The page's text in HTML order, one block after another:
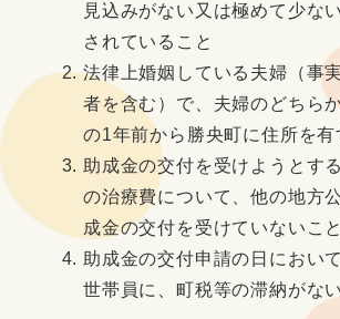
見込みがない又は極めて少な
されていること
法律上婚姻している夫婦（事
者を含む）で、夫婦のどちら
の1年前から勝央町に住所を有
助成金の交付を受けようとす
の治療費について、他の地方
成金の交付を受けていないこと
助成金の交付申請の日におい
世帯員に、町税等の滞納がな